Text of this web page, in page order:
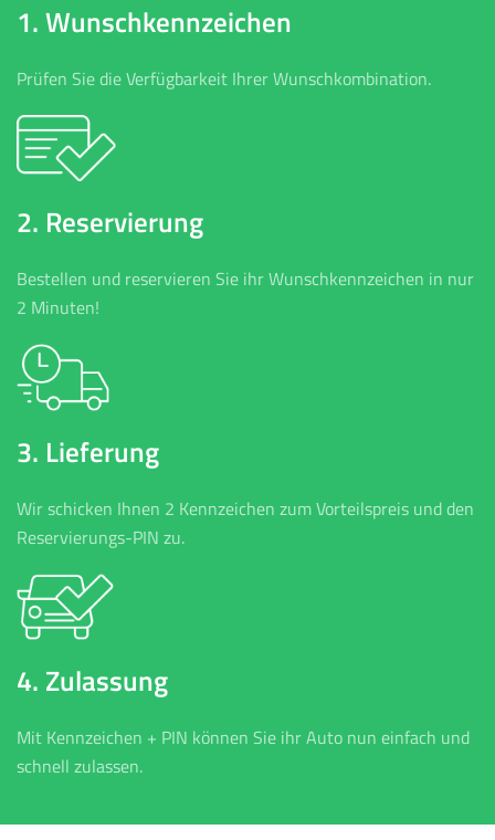
1. Wunschkennzeichen
Prüfen Sie die Verfügbarkeit Ihrer Wunschkombination.
2. Reservierung
Bestellen und reservieren Sie ihr Wunschkennzeichen in nur
2 Minuten!
3. Lieferung
Wir schicken Ihnen 2 Kennzeichen zum Vorteilspreis und den
Reservierungs-PIN zu.
4. Zulassung
Mit Kennzeichen + PIN können Sie ihr Auto nun einfach und
schnell zulassen.